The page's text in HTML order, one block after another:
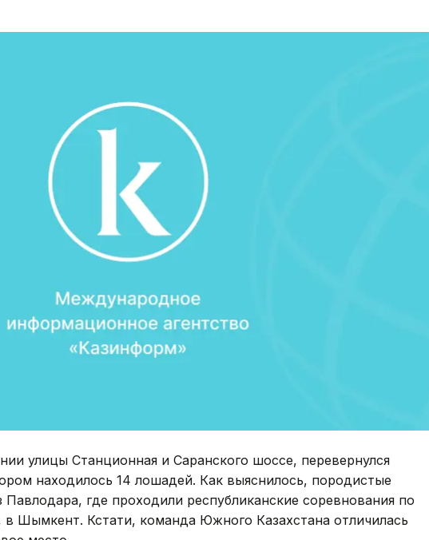
улицы Станционная и Саранского шоссе, перевернулся
находилось 14 лошадей. Как выяснилось, породистые
где проходили республиканские соревнования по
Шымкент. Кстати, команда Южного Казахстана отличилась